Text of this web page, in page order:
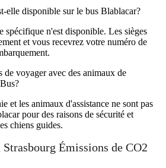
elle disponible sur le bus Blablacar?
spécifique n'est disponible. Les sièges
et vous recevrez votre numéro de
de voyager avec des animaux de
et les animaux d'assistance ne sont pas
pour des raisons de sécurité et
chiens guides.
Émissions de CO2